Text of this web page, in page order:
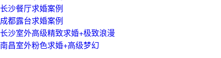
长沙餐厅求婚案例
成都露台求婚案例
长沙室外高级精致求婚+极致浪漫
南昌室外粉色求婚+高级梦幻